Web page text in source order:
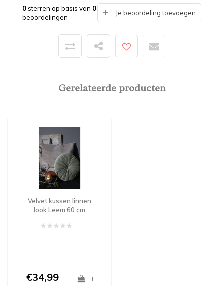
0sterren op basis van 0
beoordelingen
Je beoordeling toevoegen
Gerelateerde producten
Velvet kussen linnen
look Leem 60 cm
€34,99 +